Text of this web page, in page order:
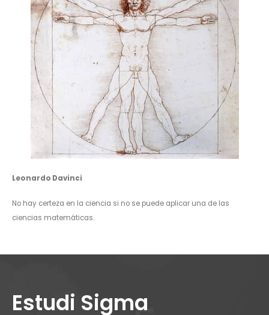
Leonardo Davinci
No hay certeza en la ciencia si no se puede aplicar una de las
ciencias matemáticas.
Estudi Sigma